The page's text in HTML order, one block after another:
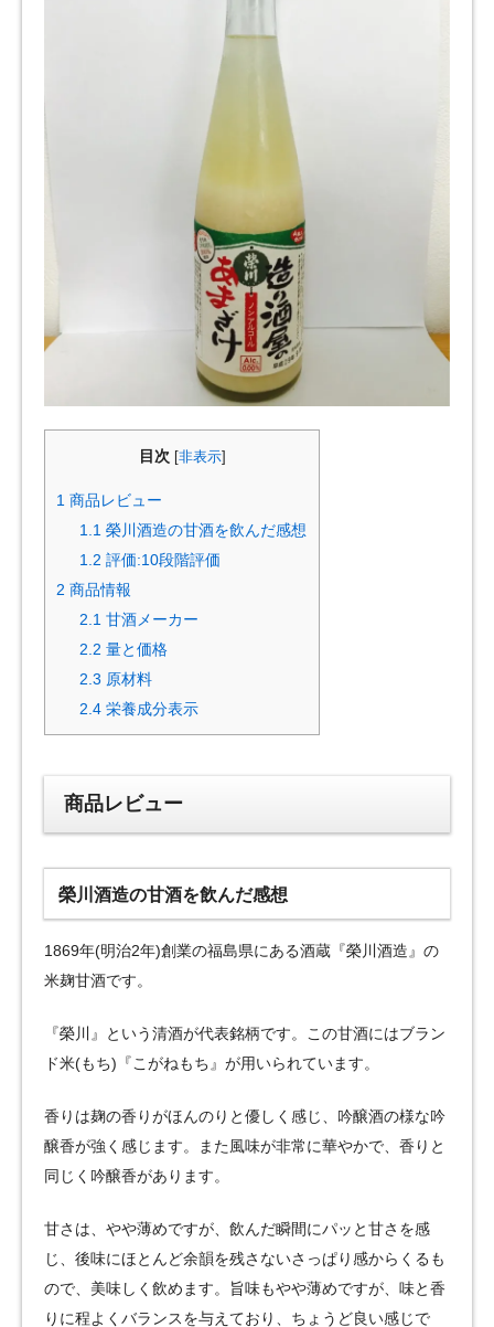
目次 非表示]
1 商品レビュー
1.1 榮川酒造の甘酒を飲んだ感想
1.2 評価:10段階評価
2 商品情報
2.1 甘酒メーカー
2.2 量と価格
2.3 原材料
2.4 栄養成分表示
商品レビュー
榮川酒造の甘酒を飲んだ感想
1869年(明治2年)創業の福島県にある酒蔵『榮川酒造』の
米麹甘酒です。
『榮川』という清酒が代表銘柄です。この甘酒にはブラン
ド米(もち)『こがねもち』が用いられています。
香りは麹の香りがほんのりと優しく感じ、吟醸酒の様な吟
醸香が強く感じます。また風味が非常に華やかで、香りと
同じく吟醸香があります。
甘さは、やや薄めですが、飲んだ瞬間にパッと甘さを感
じ、後味にほとんど余韻を残さないさっぱり感からくるも
ので、美味しく飲めます。旨味もやや薄めですが、味と香
りに程よくバランスを与えており、ちょうど良い感じで